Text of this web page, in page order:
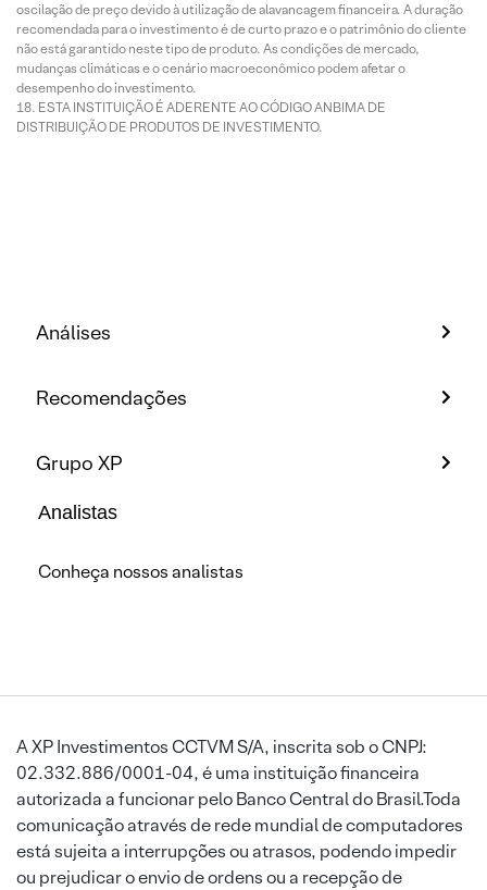
oscilação de preço devido à utilização de alavancagem financeira. A duração
recomendada para o investimento é de curto prazo e o patrimônio do cliente
não está garantido neste tipo de produto. As condições de mercado,
mudanças climáticas e o cenário macroeconômico podem afetar o
desempenho do investimento.
ESTA INSTITUIÇÃO É ADERENTE AO CÓDIGO ANBIMA DE
DISTRIBUIÇÃO DE PRODUTOS DE INVESTIMENTO.
Análises
Recomendações
Grupo XP
Analistas
Conheça nossos analistas
A XP Investimentos CCTVM S/A, inscrita sob o CNPJ:
02.332.886/0001-04, é uma instituição financeira
autorizada a funcionar pelo Banco Central do Brasil.Toda
comunicação através de rede mundial de computadores
está sujeita a interrupções ou atrasos, podendo impedir
ou prejudicar o envio de ordens ou a recepção de